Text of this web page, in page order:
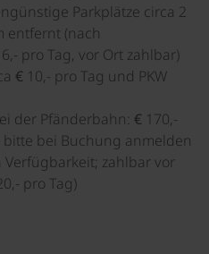
Parkplätze circa 2
entfernt (nach
pro Tag, vor Ort zahlbar)
€ 10,- pro Tag und PKW
der Pfänderbahn: € 170,-
bitte bei Buchung anmelden
Verfügbarkeit; zahlbar vor
pro Tag)